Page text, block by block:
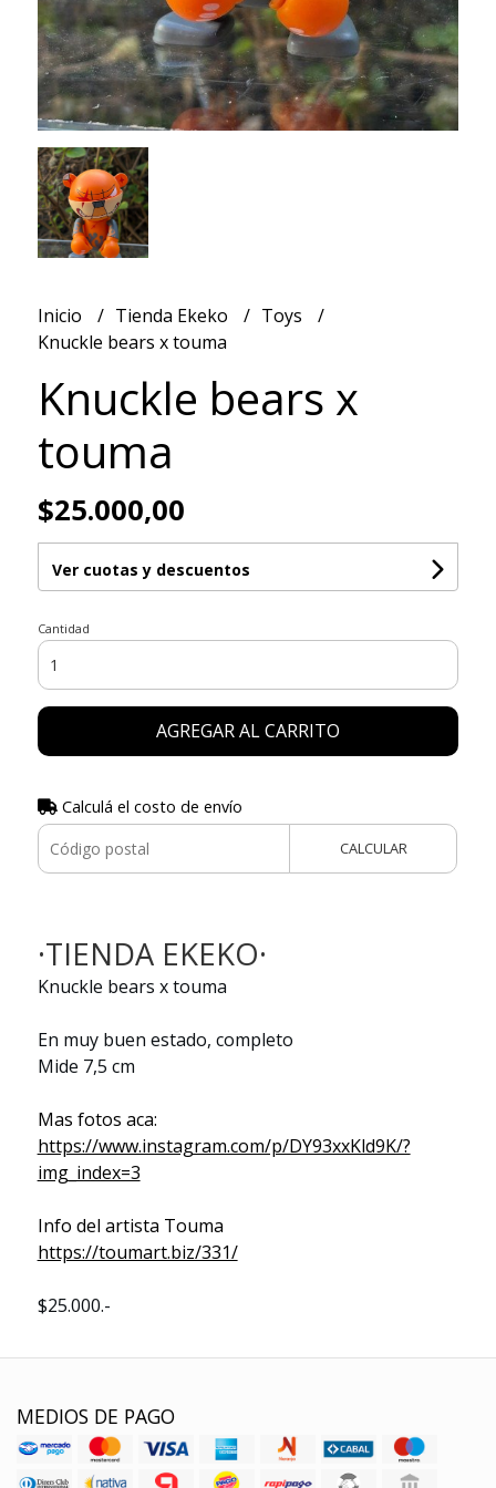
Inicio Tienda Ekeko
Toys
Knuckle bears x touma
Knuckle bears x
touma
$25.000,00
Ver cuotas y descuentos
Cantidad
AGREGAR AL CARRITO
Calculá el costo de envío
CALCULAR
·TIENDA EKEKO·
Knuckle bears x touma
En muy buen estado, completo
Mide 7,5 cm
Mas fotos aca:
https://www.instagram.com/p/DY93xxKld9K/?
img_index=3
Info del artista Touma
https://toumart.biz/331/
$25.000.-
MEDIOS DE PAGO